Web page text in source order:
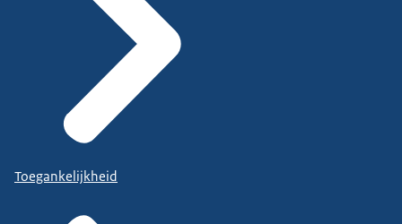
Toegankelijkheid